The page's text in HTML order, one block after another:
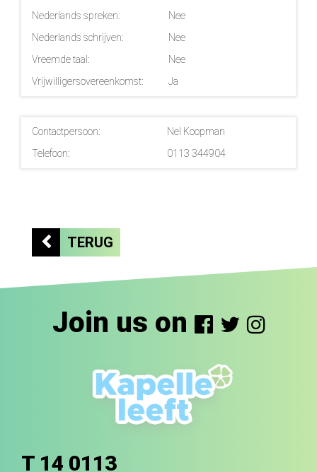
Nederlands spreken:
Nee
Nederlands schrijven:
Nee
Vreemde taal:
Nee
Vrijwilligersovereenkomst:
Ja
Contactpersoon:
Nel Koopman
Telefoon:
0113 344904
TERUG
Join us on
T 14 0113